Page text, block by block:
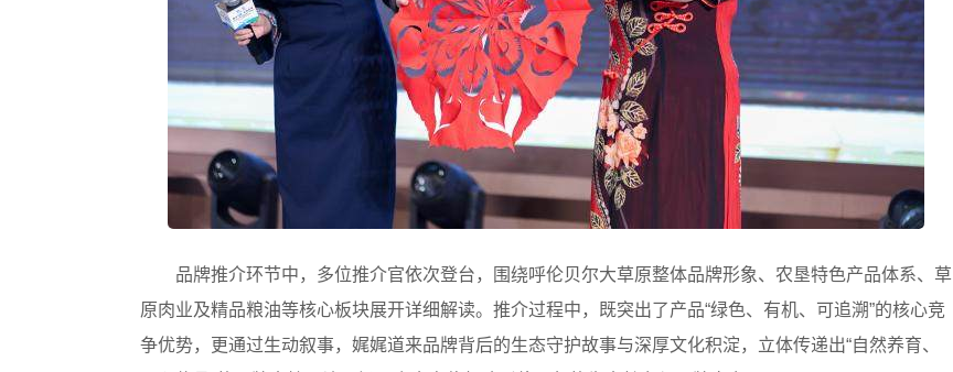
品牌推介环节中，多位推介官依次登台，围绕呼伦贝尔大草原整体品牌形象、农垦特色产品体系、草
原肉业及精品粮油等核心板块展开详细解读。推介过程中，既突出了产品“绿色、有机、可追溯”的核心竞
争优势，更通过生动叙事，娓娓道来品牌背后的生态守护故事与深厚文化积淀，立体传递出“自然养育、